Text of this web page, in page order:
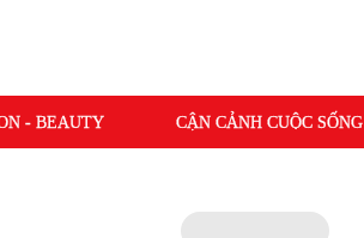
- BEAUTY CẬN CẢNH CUỘC SỐNG